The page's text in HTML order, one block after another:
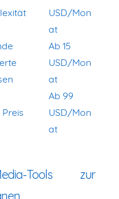
USD/Mon
at
Ab 15
USD/Mon
at
Ab 99
USD/Mon
at
Tools zur